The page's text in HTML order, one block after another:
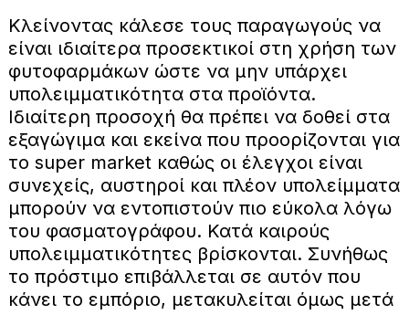
Κλείνοντας κάλεσε τους παραγωγούς να
είναι ιδιαίτερα προσεκτικοί στη χρήση των
φυτοφαρμάκων ώστε να μην υπάρχει
υπολειμματικότητα στα προϊόντα.
Ιδιαίτερη προσοχή θα πρέπει να δοθεί στα
εξαγώγιμα και εκείνα που προορίζονται για
το super market καθώς οι έλεγχοι είναι
συνεχείς, αυστηροί και πλέον υπολείμματα
μπορούν να εντοπιστούν πιο εύκολα λόγω
του φασματογράφου. Κατά καιρούς
υπολειμματικότητες βρίσκονται. Συνήθως
το πρόστιμο επιβάλλεται σε αυτόν που
κάνει το εμπόριο, μετακυλείται όμως μετά